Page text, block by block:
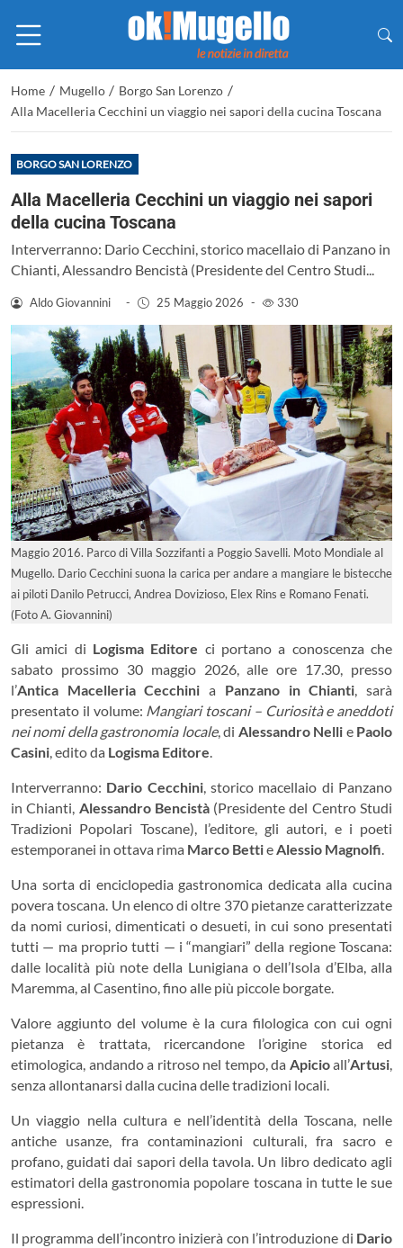
Home / Mugello / Borgo San Lorenzo /
Alla Macelleria Cecchini un viaggio nei sapori della cucina Toscana
BORGO SAN LORENZO
Alla Macelleria Cecchini un viaggio nei sapori
della cucina Toscana
Interverranno: Dario Cecchini, storico macellaio di Panzano in
Chianti, Alessandro Bencistà (Presidente del Centro Studi...
Aldo Giovannini - 25 Maggio 2026 - 330
Maggio 2016. Parco di Villa Sozzifanti a Poggio Savelli. Moto Mondiale al
Mugello. Dario Cecchini suona la carica per andare a mangiare le bistecche
ai piloti Danilo Petrucci, Andrea Dovizioso, Elex Rins e Romano Fenati.
(Foto A. Giovannini)
Gli amici di Logisma Editore ci portano a conoscenza che
sabato prossimo 30 maggio 2026, alle ore 17.30, presso
l’Antica Macelleria Cecchini a Panzano in Chianti, sarà
presentato il volume: Mangiari toscani – Curiosità e aneddoti
nei nomi della gastronomia locale, di Alessandro Nelli e Paolo
Casini, edito da Logisma Editore.
Interverranno: Dario Cecchini, storico macellaio di Panzano
in Chianti, Alessandro Bencistà(Presidente del Centro Studi
Tradizioni Popolari Toscane), l’editore, gli autori, e i poeti
estemporanei in ottava rima Marco BettieAlessio Magnolfi.
Una sorta di enciclopedia gastronomica dedicata alla cucina
povera toscana. Un elenco di oltre 370 pietanze caratterizzate
da nomi curiosi, dimenticati o desueti, in cui sono presentati
tutti — ma proprio tutti — i “mangiari” della regione Toscana:
dalle località più note della Lunigiana o dell’Isola d’Elba, alla
Maremma, al Casentino, fino alle più piccole borgate.
Valore aggiunto del volume è la cura filologica con cui ogni
pietanza è trattata, ricercandone l’origine storica ed
etimologica, andando a ritroso nel tempo, da Apicioall’Artusi,
senza allontanarsi dalla cucina delle tradizioni locali.
Un viaggio nella cultura e nell’identità della Toscana, nelle
antiche usanze, fra contaminazioni culturali, fra sacro e
profano, guidati dai sapori della tavola. Un libro dedicato agli
estimatori della gastronomia popolare toscana in tutte le sue
espressioni.
Il programma dell’incontro inizierà con l’introduzione di Dario